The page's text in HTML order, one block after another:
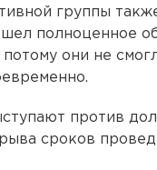
группы
полноценное
они не
против
сроков